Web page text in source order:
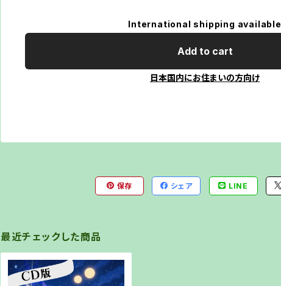
International shipping available
Add to cart
日本国内にお住まいの方向け
保存 シェア LINE
最近チェックした商品